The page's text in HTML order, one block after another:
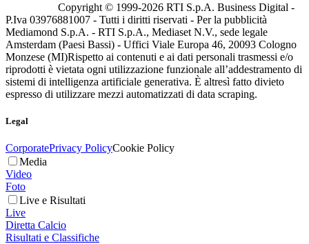
Copyright © 1999-2026 RTI S.p.A. Business Digital -
P.Iva 03976881007 - Tutti i diritti riservati - Per la pubblicità
Mediamond S.p.A. - RTI S.p.A., Mediaset N.V., sede legale
Amsterdam (Paesi Bassi) - Uffici Viale Europa 46, 20093 Cologno
Monzese (MI)Rispetto ai contenuti e ai dati personali trasmessi e/o
riprodotti è vietata ogni utilizzazione funzionale all’addestramento di
sistemi di intelligenza artificiale generativa. È altresì fatto divieto
espresso di utilizzare mezzi automatizzati di data scraping.
Legal
CorporatePrivacy PolicyCookie Policy
Media
Video
Foto
Live e Risultati
Live
Diretta Calcio
Risultati e Classifiche